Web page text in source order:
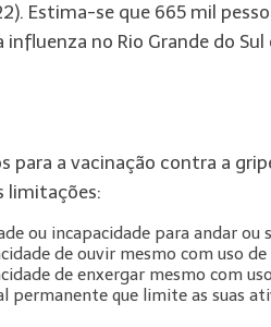
Estima-se que 665 mil
no Rio Grande do
a vacinação contra a
limitações:
ou incapacidade para andar ou
de ouvir mesmo com uso
de enxergar mesmo com
permanente que limite as suas